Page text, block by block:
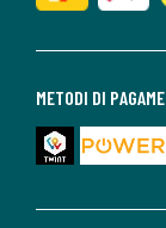
METODI DI